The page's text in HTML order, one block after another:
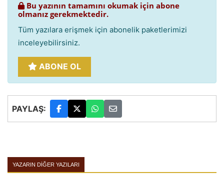
Bu yazının tamamını okumak için abone
olmanız gerekmektedir.
Tüm yazılara erişmek için abonelik paketlerimizi
inceleyebilirsiniz.
ABONE OL
PAYLAŞ:
YAZARIN DIĞER YAZILARI